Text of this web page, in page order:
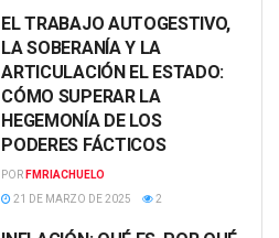
EL TRABAJO AUTOGESTIVO,
LA SOBERANÍA Y LA
ARTICULACIÓN EL ESTADO:
CÓMO SUPERAR LA
HEGEMONÍA DE LOS
PODERES FÁCTICOS
POR FMRIACHUELO
21 DE MARZO DE 2025
2